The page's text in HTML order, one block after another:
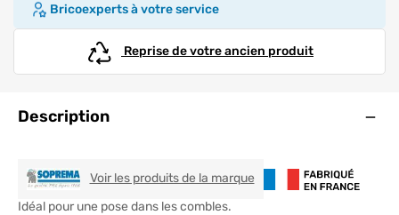
Bricoexperts à votre service
Reprise de votre ancien produit
Description
Voir les produits de la marqueSOPREMA
Idéal pour une pose dans les combles.